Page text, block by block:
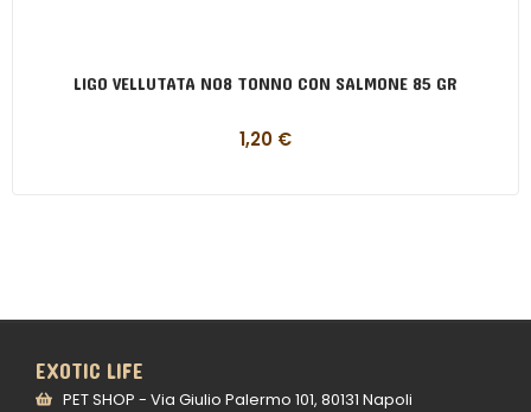
LIGO VELLUTATA N08 TONNO CON SALMONE 85 GR
1,20 €
EXOTIC LIFE
PET SHOP - Via Giulio Palermo 101, 80131 Napoli